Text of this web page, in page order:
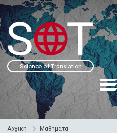
Science of Translation
Αρχική Μαθήματα